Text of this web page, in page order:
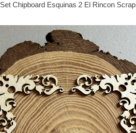
Set Chipboard Esquinas 2 El Rincon Scrap